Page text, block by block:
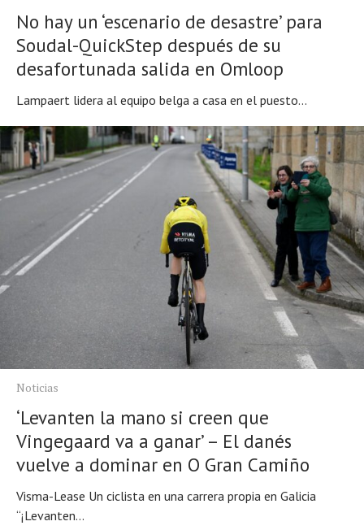
No hay un ‘escenario de desastre’ para
Soudal-QuickStep después de su
desafortunada salida en Omloop
Lampaert lidera al equipo belga a casa en el puesto...
Noticias
‘Levanten la mano si creen que
Vingegaard va a ganar’ – El danés
vuelve a dominar en O Gran Camiño
Visma-Lease Un ciclista en una carrera propia en Galicia
“¡Levanten...